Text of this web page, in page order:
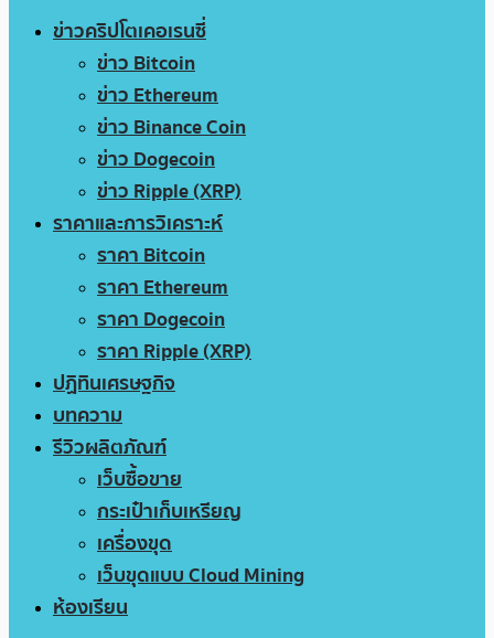
ข่าวคริปโตเคอเรนซี่
ข่าว Bitcoin
ข่าว Ethereum
ข่าว Binance Coin
ข่าว Dogecoin
ข่าว Ripple (XRP)
ราคาและการวิเคราะห์
ราคา Bitcoin
ราคา Ethereum
ราคา Dogecoin
ราคา Ripple (XRP)
ปฏิทินเศรษฐกิจ
บทความ
รีวิวผลิตภัณฑ์
เว็บซื้อขาย
กระเป๋าเก็บเหรียญ
เครื่องขุด
เว็บขุดแบบ Cloud Mining
ห้องเรียน